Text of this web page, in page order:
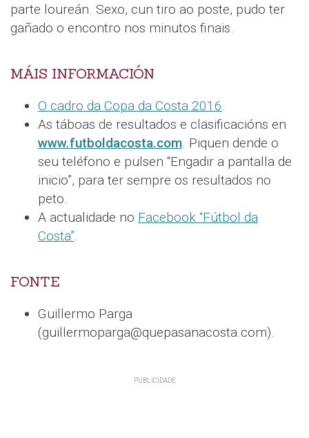
parte loureán. Sexo, cun tiro ao poste, pudo ter
gañado o encontro nos minutos finais.
MÁIS INFORMACIÓN
O cadro da Copa da Costa 2016
As táboas de resultados e clasificacións en
www.futboldacosta.com . Piquen dende o
seu teléfono e pulsen “Engadir a pantalla de
inicio”, para ter sempre os resultados no
peto.
A actualidade no Facebook “Fútbol da
Costa”
FONTE
Guillermo Parga
(guillermoparga@quepasanacosta.com).